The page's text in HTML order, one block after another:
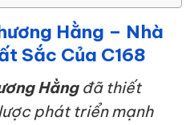
Hằng – Nhà
Sắc Của C168
Hằngđã thiết
phát triển mạnh